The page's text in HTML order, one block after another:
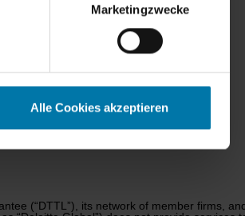
Marketingzwecke
Alle Cookies akzeptieren
(“DTTL”), its network of member firms,